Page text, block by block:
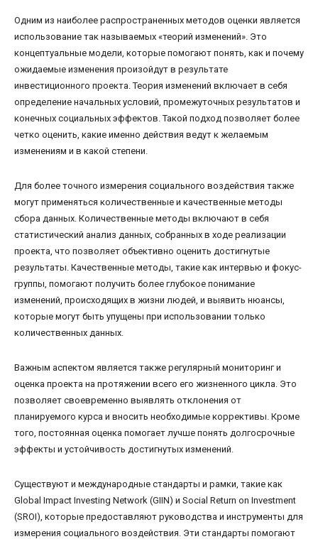
Одним из наиболее распространенных методов оценки является
использование так называемых «теорий изменений». Это
концептуальные модели, которые помогают понять, как и почему
ожидаемые изменения произойдут в результате
инвестиционного проекта. Теория изменений включает в себя
определение начальных условий, промежуточных результатов и
конечных социальных эффектов. Такой подход позволяет более
четко оценить, какие именно действия ведут к желаемым
изменениям и в какой степени.
Для более точного измерения социального воздействия также
могут применяться количественные и качественные методы
сбора данных. Количественные методы включают в себя
статистический анализ данных, собранных в ходе реализации
проекта, что позволяет объективно оценить достигнутые
результаты. Качественные методы, такие как интервью и фокус-
группы, помогают получить более глубокое понимание
изменений, происходящих в жизни людей, и выявить нюансы,
которые могут быть упущены при использовании только
количественных данных.
Важным аспектом является также регулярный мониторинг и
оценка проекта на протяжении всего его жизненного цикла. Это
позволяет своевременно выявлять отклонения от
планируемого курса и вносить необходимые коррективы. Кроме
того, постоянная оценка помогает лучше понять долгосрочные
эффекты и устойчивость достигнутых изменений.
Существуют и международные стандарты и рамки, такие как
Global Impact Investing Network (GIIN) и Social Return on Investment
(SROI), которые предоставляют руководства и инструменты для
измерения социального воздействия. Эти стандарты помогают